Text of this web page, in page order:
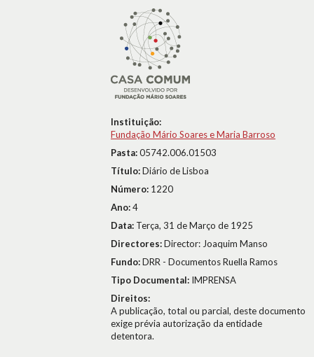
Instituição:
Fundação Mário Soares e Maria Barroso
Pasta:05742.006.01503
Título:Diário de Lisboa
Número: 1220
Ano:4
Data: Terça, 31 de Março de 1925
Directores:Director: Joaquim Manso
Fundo:DRR - Documentos Ruella Ramos
Tipo Documental: IMPRENSA
Direitos:
A publicação, total ou parcial, deste documento
exige prévia autorização da entidade
detentora.